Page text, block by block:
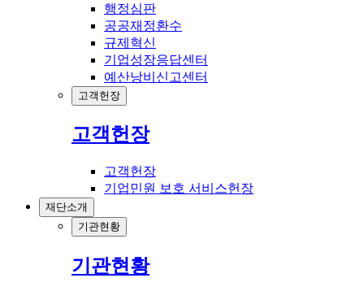
행정심판
공공재정환수
규제혁신
기업성장응답센터
예산낭비신고센터
고객헌장
고객헌장
고객헌장
기업민원 보호 서비스헌장
재단소개
기관현황
기관현황